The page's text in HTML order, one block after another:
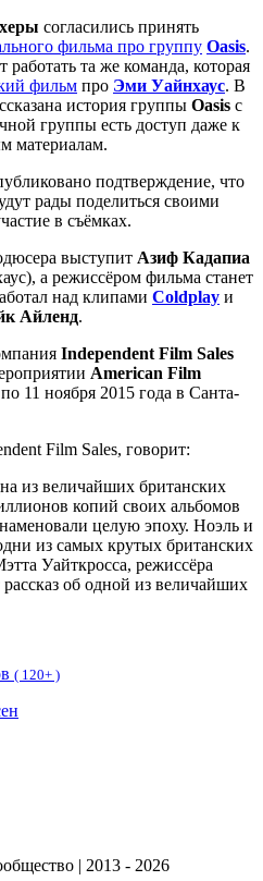
согласились принять
фильма про группу Oasis.
та же команда, которая
фильм про Эми Уайнхаус. В
история группы Oasis с
группы есть доступ даже к
материалам.
подтверждение, что
рады поделиться своими
в съёмках.
выступит Азиф Кадапиа
а режиссёром фильма станет
над клипами Coldplay и
Айленд.
Independent Film Sales
American Film
11 ноября 2015 года в Санта-
Film Sales, говорит:
из величайших британских
копий своих альбомов
целую эпоху. Ноэль и
из самых крутых британских
Уайткросса, режиссёра
об одной из величайших
( 120+ )
| 2013 - 2026